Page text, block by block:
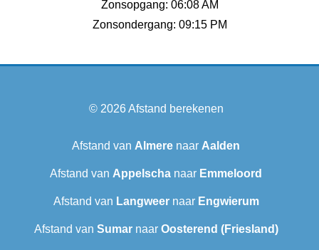
Zonsopgang: 06:08 AM
Zonsondergang: 09:15 PM
© 2026Afstand berekenen
Afstand van Almere naar Aalden
Afstand van Appelscha naar Emmeloord
Afstand van Langweer‎naar Engwierum
Afstand van Sumarnaar Oosterend (Friesland)